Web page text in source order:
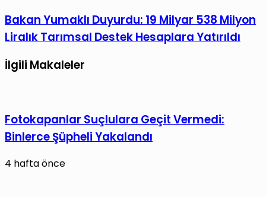
Yolsuzluk
Operasyonu
Bakan
Yumaklı
19
Liralık
Tarımsal
Hesaplara
Bakan Yumaklı Duyurdu: 19 Milyar 538 Milyon
Liralık Tarımsal Destek Hesaplara Yatırıldı
İlgili Makaleler
Fotokapanlar Suçlulara Geçit Vermedi:
Binlerce Şüpheli Yakalandı
4 hafta önce